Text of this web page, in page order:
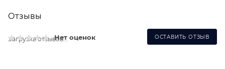
Отзывы
Нет оценок ОСТАВИТЬ ОТЗЫВ
Загрузка отзывов...